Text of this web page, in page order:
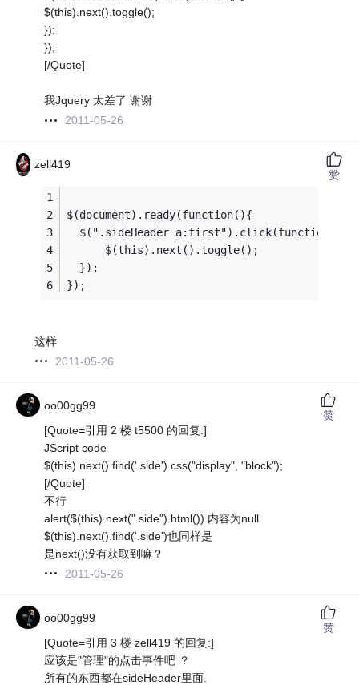
$(this).next().toggle();
});
});
[/Quote]
我Jquery 太差了 谢谢
2011-05-26
zell419
$(document).ready(function(){
$(".sideHeader a:first").click(function()
      $(this).next().toggle();
  });
});
这样
2011-05-26
赞
oo00gg99
[Quote=引用 2 楼 t5500 的回复:]
JScript code
$(this).next().find('.side').css("display", "block");
[/Quote]
不行
alert($(this).next(".side").html()) 内容为null
$(this).next().find('.side')也同样是
是next()没有获取到嘛？
2011-05-26
赞
oo00gg99
[Quote=引用 3 楼 zell419 的回复:]
应该是"管理"的点击事件吧 ？
所有的东西都在sideHeader里面.
赞